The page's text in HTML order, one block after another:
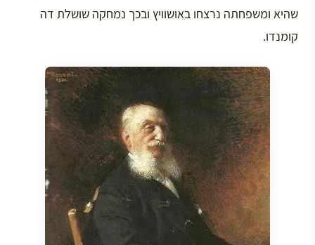
שהיא ומשפחתה נרצחו באושוויץ ובכך נמחקה שושלת דה
קומנדו.